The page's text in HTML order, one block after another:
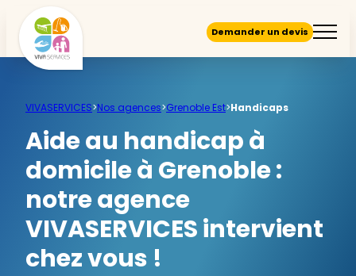
Demander un devis
VIVASERVICES>Nos agences>Grenoble Est>Handicaps
Aide au handicap à
domicile à Grenoble :
notre agence
VIVASERVICES intervient
chez vous !